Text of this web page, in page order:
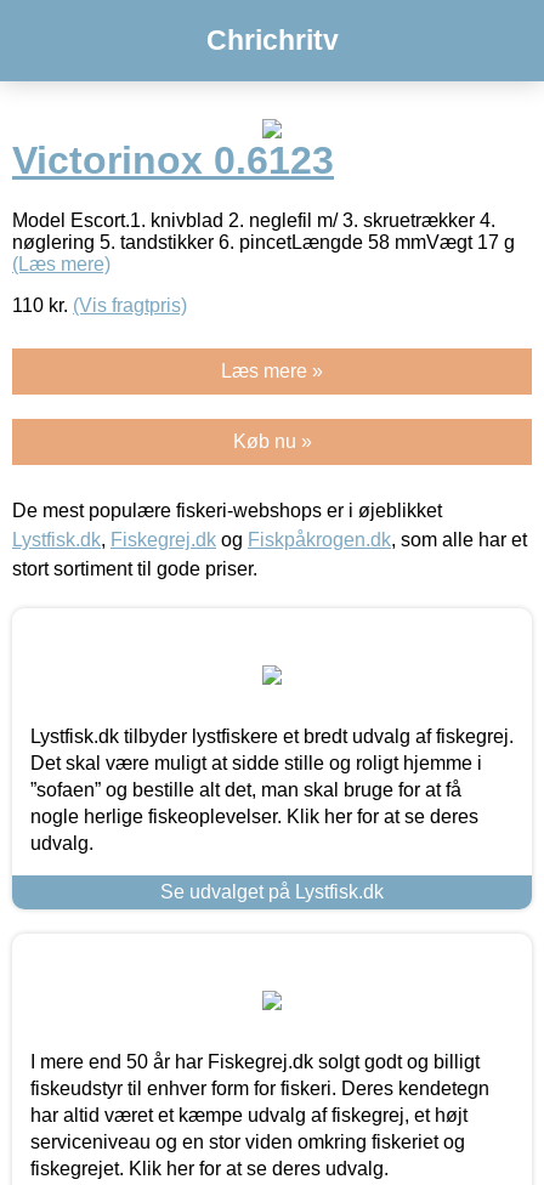
Chrichritv
Victorinox 0.6123
Model Escort.1. knivblad 2. neglefil m/ 3. skruetrækker 4.
nøglering 5. tandstikker 6. pincetLængde 58 mmVægt 17 g
(Læs mere)
110 kr. (Vis fragtpris)
Læs mere »
Køb nu »
De mest populære fiskeri-webshops er i øjeblikket
Lystfisk.dk, Fiskegrej.dk og Fiskpåkrogen.dk, som alle har et
stort sortiment til gode priser.
Lystfisk.dk tilbyder lystfiskere et bredt udvalg af fiskegrej.
Det skal være muligt at sidde stille og roligt hjemme i
”sofaen” og bestille alt det, man skal bruge for at få
nogle herlige fiskeoplevelser. Klik her for at se deres
udvalg.
Se udvalget på Lystfisk.dk
I mere end 50 år har Fiskegrej.dk solgt godt og billigt
fiskeudstyr til enhver form for fiskeri. Deres kendetegn
har altid været et kæmpe udvalg af fiskegrej, et højt
serviceniveau og en stor viden omkring fiskeriet og
fiskegrejet. Klik her for at se deres udvalg.